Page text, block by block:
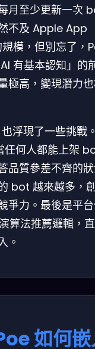
月至少更新一次
不及 Apple App
模，但別忘了，
有基本認知」的
極高，變現潛力
浮現了一些挑戰
何人都能上架
品質參差不齊的
bot 越來越多，
爭力。最後是平
算法推薦邏輯，
。
如何